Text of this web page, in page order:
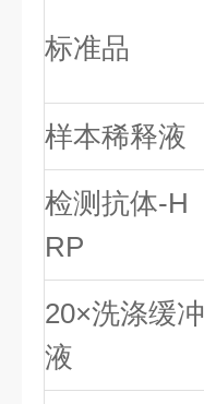
标准品
样本稀释液
检测抗体-H
RP
20×洗涤缓冲
液